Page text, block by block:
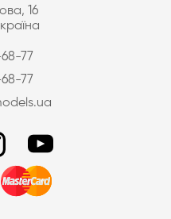
16
77
77